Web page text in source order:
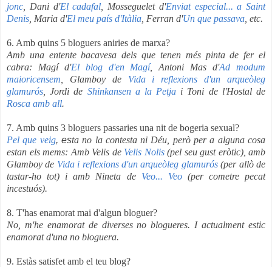
jonc , Dani d'El cadafal , Mosseguelet d'Enviat especial... a Saint
Denis , Maria d'El meu país d'Itàlia , Ferran d'Un que passava , etc.
6. Amb quins 5 bloguers aniries de marxa?
Amb una entente bacavesa dels que tenen més pinta de fer el
cabra: Magí d'El blog d'en Magí, Antoni Mas d'Ad modum
maioricensem , Glamboy de Vida i reflexions d'un arqueòleg
glamurós , Jordi de Shinkansen a la Petja i Toni de l'Hostal de
Rosca amb all.
7. Amb quins 3 bloguers passaries una nit de bogeria sexual?
Pel que veig, esta no la contesta ni Déu, però per a alguna cosa
estan els mems: Amb Velis de Velis Nolis(pel seu gust eròtic), amb
Glamboy de Vida i reflexions d'un arqueòleg glamurós(per allò de
tastar-ho tot) i amb Nineta de Veo... Veo(per cometre pecat
incestuós).
8. T'has enamorat mai d'algun bloguer?
No, m'he enamorat de diverses no blogueres. I actualment estic
enamorat d'una no bloguera.
9. Estàs satisfet amb el teu blog?